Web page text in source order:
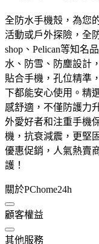
全防水手機殼，為您
活動或戶外探險，全
shop、Pelican等知名
水、防雪、防塵設計
貼合手機，孔位精準
下都能安心使用。精
感舒適，不僅防護力
外愛好者和注重手機
機，抗衰減震，更堅
優惠促銷，人氣熱賣
護！
關於PChome24h
顧客權益
其他服務